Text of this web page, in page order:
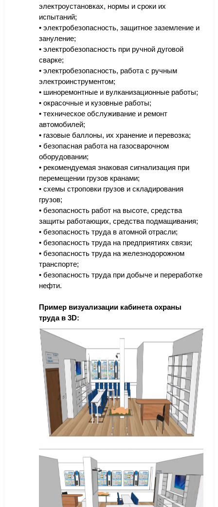
электроустановках, нормы и сроки их
испытаний;
• электробезопасность, защитное заземление и
зануление;
• электробезопасность при ручной дуговой
сварке;
• электробезопасность, работа с ручным
электроинструментом;
• шиноремонтные и вулканизационные работы;
• окрасочные и кузовные работы;
• техническое обслуживание и ремонт
автомобилей;
• газовые баллоны, их хранение и перевозка;
• безопасная работа на газосварочном
оборудовании;
• рекомендуемая знаковая сигнализация при
перемещении грузов кранами;
• схемы строповки грузов и складирования
грузов;
• безопасность работ на высоте, средства
защиты работающих, средства подмащивания;
• безопасность труда в атомной отрасли;
• безопасность труда на предприятиях связи;
• безопасность труда на железнодорожном
транспорте;
• безопасность труда при добыче и переработке
нефти.
Пример визуализации кабинета охраны
труда в 3D: